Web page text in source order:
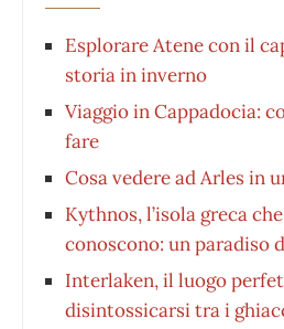
Esplorare Atene con il
storia in inverno
Viaggio in Cappadocia:
fare
Cosa vedere ad Arles in
Kythnos, l’isola greca
conoscono: un paradiso
Interlaken, il luogo
disintossicarsi tra i